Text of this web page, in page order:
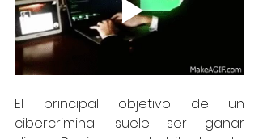
El principal objetivo de un
cibercriminal suele ser ganar